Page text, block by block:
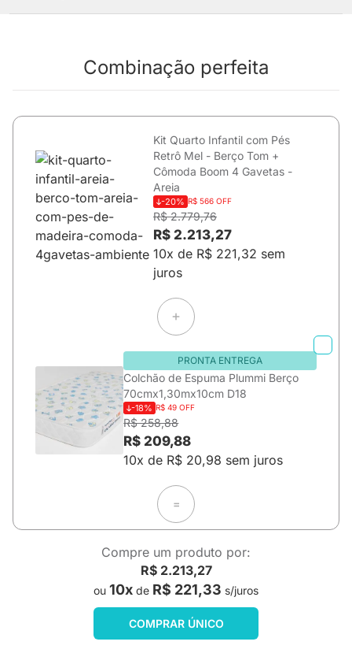
Combinação perfeita
Kit Quarto Infantil com Pés
Retrô Mel - Berço Tom +
Cômoda Boom 4 Gavetas -
Areia
-20% R$ 566 OFF
R$ 2.779,76
R$ 2.213,27
10x de R$ 221,32 sem
juros
PRONTA ENTREGA
Colchão de Espuma Plummi Berço
70cmx1,30mx10cm D18
-18% R$ 49 OFF
R$ 258,88
R$ 209,88
10x de R$ 20,98 sem juros
=
Compre um produto por:
R$ 2.213,27
ou 10x de R$ 221,33 s/juros
COMPRAR ÚNICO